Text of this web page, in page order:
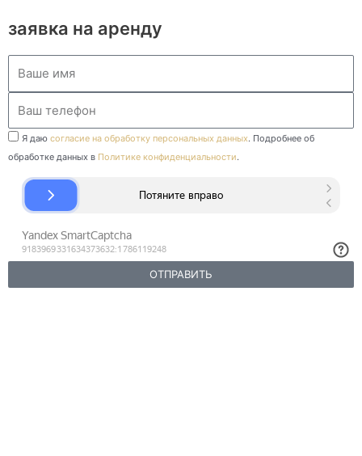
заявка на аренду
имя
телефон
Ваш
телефон
Я даю согласие на обработку персональных данных. Подробнее об
обработке данных в Политике конфиденциальности.
ОТПРАВИТЬ